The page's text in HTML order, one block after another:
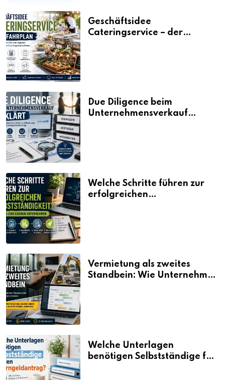
Geschäftsidee
Cateringservice – der
Due Diligence beim
Unternehmensverkauf
Welche Schritte führen zur
erfolgreichen
Vermietung als zweites
Standbein: Wie Unternehmen
Welche Unterlagen
benötigen Selbstständige für